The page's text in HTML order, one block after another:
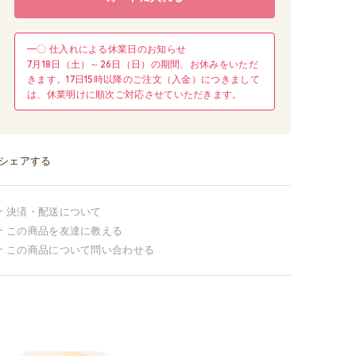
━〇 仕入れによる休業日のお知らせ
7月18日（土）～26日（日）の期間、お休みをいただ
きます。17日15時以降のご注文（入金）につきまして
は、休業明けに順次ご対応させていただきます。
シェアする
決済・配送について
この商品を友達に教える
この商品について問い合わせる